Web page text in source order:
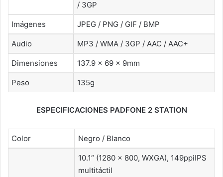
/ 3GP
Imágenes JPEG / PNG / GIF / BMP
Audio MP3 / WMA / 3GP / AAC / AAC+
Dimensiones 137.9 x 69 x 9mm
Peso 135g
ESPECIFICACIONES PADFONE 2 STATION
Color Negro / Blanco
10.1“ (1280 x 800, WXGA), 149ppiIPS
multitáctil